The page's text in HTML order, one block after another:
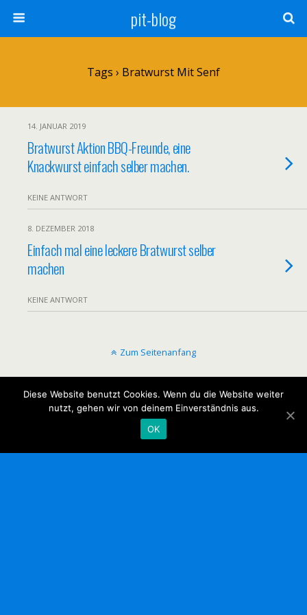
pit-blog
Tags › Bratwurst Mit Senf
14. JANUAR 2019
Bratwurst Aktion BBQ-Freunde, eine
Knackwurst einfach selber machen.
KEINE ANTWORT
8. DEZEMBER 2018
Einfach mal eine leckere Bratwurst selber
machen
KEINE ANTWORT
Zum Seitenanfang
Diese Website benutzt Cookies. Wenn du die Website weiter
nutzt, gehen wir von deinem Einverständnis aus.
OK